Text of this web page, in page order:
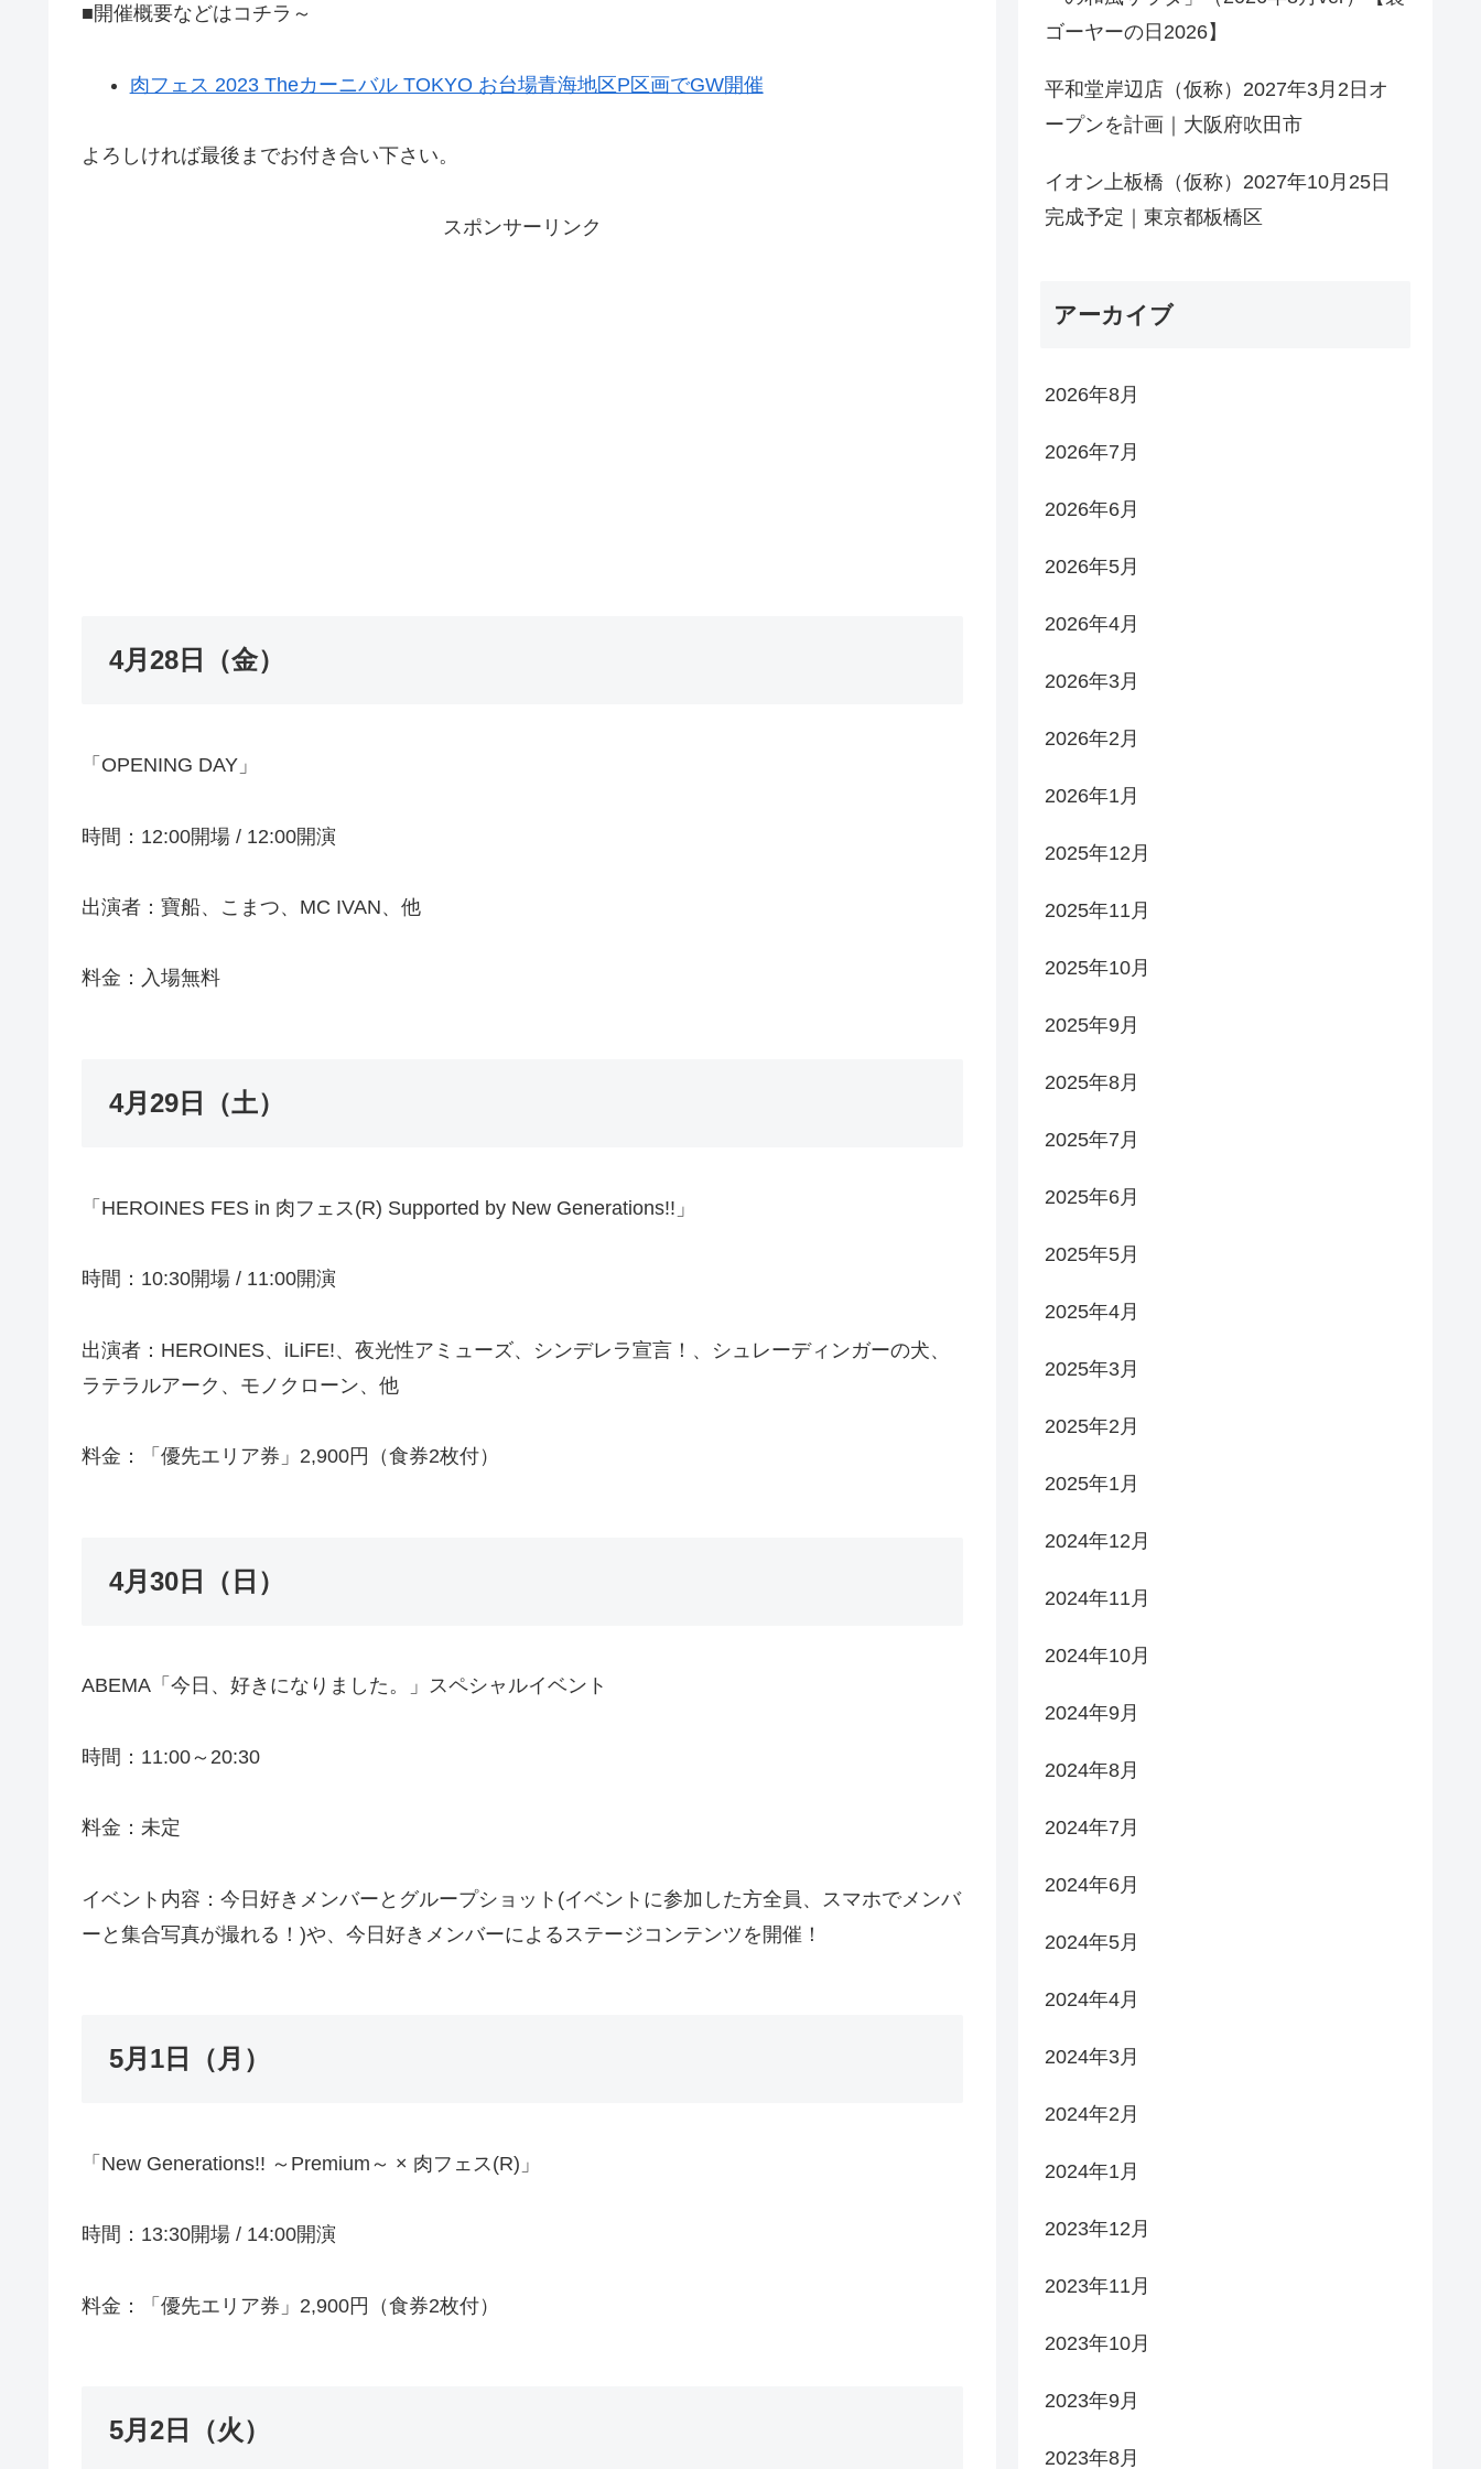
■開催概要などはコチラ～
肉フェス 2023 Theカーニバル TOKYO お台場青海地区P区画でGW開催
よろしければ最後までお付き合い下さい。
スポンサーリンク
4月28日（金）
「OPENING DAY」
時間：12:00開場 / 12:00開演
出演者：寶船、こまつ、MC IVAN、他
料金：入場無料
4月29日（土）
「HEROINES FES in 肉フェス(R) Supported by New Generations!!」
時間：10:30開場 / 11:00開演
出演者：HEROINES、iLiFE!、夜光性アミューズ、シンデレラ宣言！、シュレーディンガーの犬、
ラテラルアーク、モノクローン、他
料金：「優先エリア券」2,900円（食券2枚付）
4月30日（日）
ABEMA「今日、好きになりました。」スペシャルイベント
時間：11:00～20:30
料金：未定
イベント内容：今日好きメンバーとグループショット(イベントに参加した方全員、スマホでメンバ
ーと集合写真が撮れる！)や、今日好きメンバーによるステージコンテンツを開催！
5月1日（月）
「New Generations!! ～Premium～ × 肉フェス(R)」
時間：13:30開場 / 14:00開演
料金：「優先エリア券」2,900円（食券2枚付）
5月2日（火）
ゴーヤーの日2026】
平和堂岸辺店（仮称）2027年3月2日オ
ープンを計画｜大阪府吹田市
イオン上板橋（仮称）2027年10月25日
完成予定｜東京都板橋区
アーカイブ
2026年8月
2026年7月
2026年6月
2026年5月
2026年4月
2026年3月
2026年2月
2026年1月
2025年12月
2025年11月
2025年10月
2025年9月
2025年8月
2025年7月
2025年6月
2025年5月
2025年4月
2025年3月
2025年2月
2025年1月
2024年12月
2024年11月
2024年10月
2024年9月
2024年8月
2024年7月
2024年6月
2024年5月
2024年4月
2024年3月
2024年2月
2024年1月
2023年12月
2023年11月
2023年10月
2023年9月
2023年8月